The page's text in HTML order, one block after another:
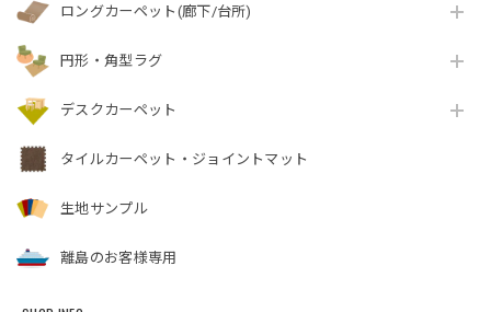
ロングカーペット(廊下/台所)
円形・角型ラグ
デスクカーペット
タイルカーペット・ジョイントマット
生地サンプル
離島のお客様専用